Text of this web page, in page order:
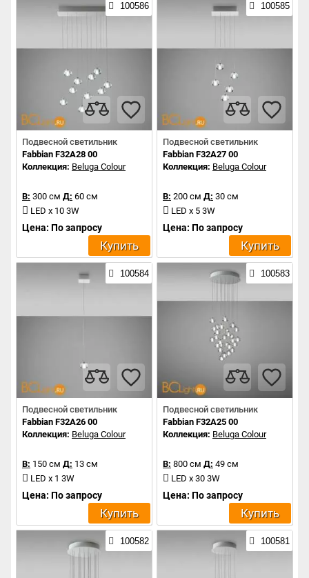
100586
Подвесной светильник
Fabbian F32A28 00
Коллекция: Beluga Colour
В: 300 см Д: 60 см
LED x 10 3W
Цена: По запросу
Купить
100585
Подвесной светильник
Fabbian F32A27 00
Коллекция: Beluga Colour
В: 200 см Д: 30 см
LED x 5 3W
Цена: По запросу
Купить
100584
Подвесной светильник
Fabbian F32A26 00
Коллекция: Beluga Colour
В: 150 см Д: 13 см
LED x 1 3W
Цена: По запросу
Купить
100583
Подвесной светильник
Fabbian F32A25 00
Коллекция: Beluga Colour
В: 800 см Д: 49 см
LED x 30 3W
Цена: По запросу
Купить
100582 100581